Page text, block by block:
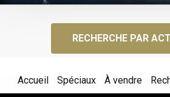
RECHERCHE PAR
Accueil Spéciaux À vendre